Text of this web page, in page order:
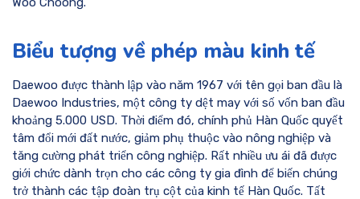
Biểu tượng về phép màu kinh tế
Daewoo được thành lập vào năm 1967 với tên gọi ban đầu là
Daewoo Industries, một công ty dệt may với số vốn ban đầu
khoảng 5.000 USD. Thời điểm đó, chính phủ Hàn Quốc quyết
tâm đổi mới đất nước, giảm phụ thuộc vào nông nghiệp và
tăng cường phát triển công nghiệp. Rất nhiều ưu ái đã được
giới chức dành trọn cho các công ty gia đình để biến chúng
trở thành các tập đoàn trụ cột của kinh tế Hàn Quốc. Tất